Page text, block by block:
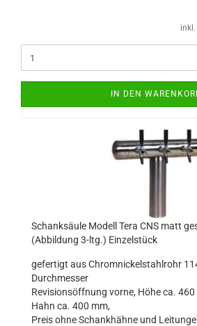
IN DEN
Schanksäule Modell Tera CNS matt
(Abbildung 3-ltg.) Einzelstück
gefertigt aus Chromnickelstahlrohr
Durchmesser
Revisionsöffnung vorne, Höhe ca.
Hahn ca. 400 mm,
Preis ohne Schankhähne und